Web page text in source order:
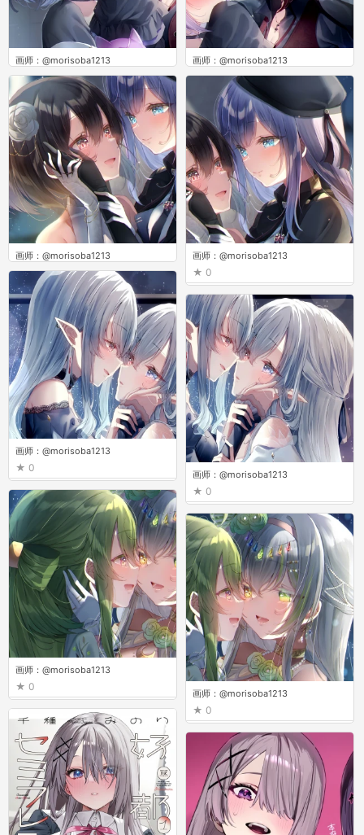
画师：@morisoba1213
0
画师：@morisoba1213
0
画师：@morisoba1213
0
画师：@morisoba1213
0
画师：@morisoba1213
0
画师：@morisoba1213
0
画师：@morisoba1213
0
画师：@morisoba1213
0